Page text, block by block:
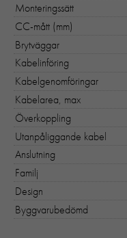
Monteringssätt
CC-mått (mm)
Brytväggar
Kabelinföring
Kabelgenomföringar
Kabelarea, max
Överkoppling
Utanpåliggande kabel
Anslutning
Familj
Design
Byggvarubedömd